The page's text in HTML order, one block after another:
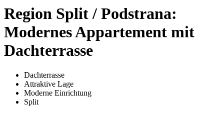
Region Split / Podstrana:
Modernes Appartement mit
Dachterrasse
Dachterrasse
Attraktive Lage
Moderne Einrichtung
Split